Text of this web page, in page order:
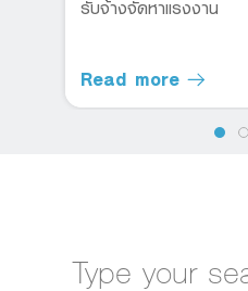
รับจ้างจัดหาแรงงาน
Read more